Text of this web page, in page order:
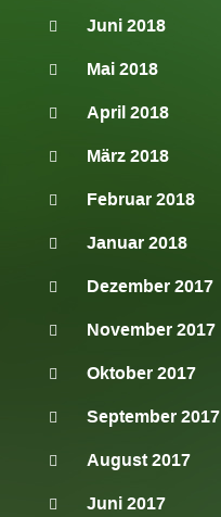
Juni 2018
Mai 2018
April 2018
März 2018
Februar 2018
Januar 2018
Dezember 2017
November 2017
Oktober 2017
September 2017
August 2017
Juni 2017